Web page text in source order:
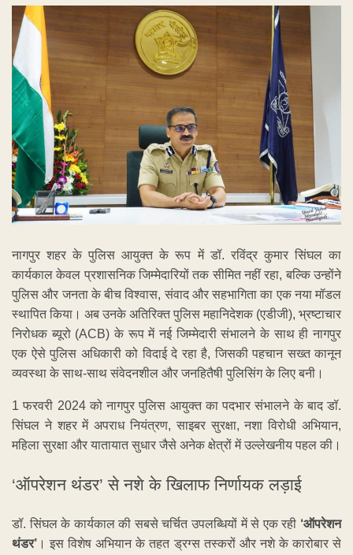
नागपुर शहर के पुलिस आयुक्त के रूप में डॉ. रविंद्र कुमार सिंघल का
कार्यकाल केवल प्रशासनिक जिम्मेदारियों तक सीमित नहीं रहा, बल्कि उन्होंने
पुलिस और जनता के बीच विश्वास, संवाद और सहभागिता का एक नया मॉडल
स्थापित किया। अब उनके अतिरिक्त पुलिस महानिदेशक (एडीजी), भ्रष्टाचार
निरोधक ब्यूरो (ACB) के रूप में नई जिम्मेदारी संभालने के साथ ही नागपुर
एक ऐसे पुलिस अधिकारी को विदाई दे रहा है, जिसकी पहचान सख्त कानून
व्यवस्था के साथ-साथ संवेदनशील और जनहितैषी पुलिसिंग के लिए बनी।
1 फरवरी 2024 को नागपुर पुलिस आयुक्त का पदभार संभालने के बाद डॉ.
सिंघल ने शहर में अपराध नियंत्रण, साइबर सुरक्षा, नशा विरोधी अभियान,
महिला सुरक्षा और यातायात सुधार जैसे अनेक क्षेत्रों में उल्लेखनीय पहल की।
‘ऑपरेशन थंडर’ से नशे के खिलाफ निर्णायक लड़ाई
डॉ. सिंघल के कार्यकाल की सबसे चर्चित उपलब्धियों में से एक रही ‘ऑपरेशन
थंडर’ । इस विशेष अभियान के तहत ड्रग्स तस्करों और नशे के कारोबार से